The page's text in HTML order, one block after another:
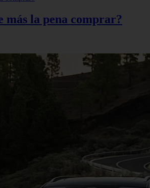
más la pena comprar?